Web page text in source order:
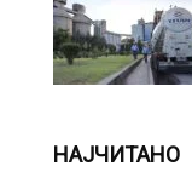
НАЈЧИТАНО